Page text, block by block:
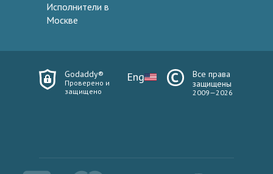
Исполнители в
Москве
Godaddy®
Проверено и
защищено
Eng
Все права
защищены
2009—2026